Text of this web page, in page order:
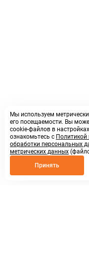
Мы используем
его посещаемости. Вы
cookie-файлов в
ознакомьтесь с
обработки персональных
метрических данных
Принять